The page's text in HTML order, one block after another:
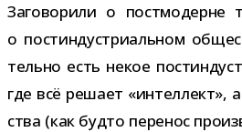
Заговорили о пост­мо­дерне
о пост­ин­ду­стри­аль­ном
тельно есть некое
где всё решает «интел­лект»,
ства (как будто пере­нос